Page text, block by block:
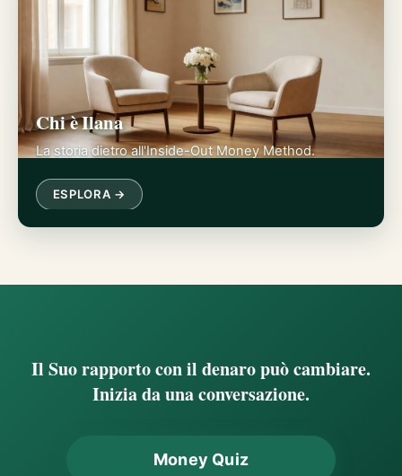
Chi è Ilana
La storia dietro all'Inside-Out Money Method.
ESPLORA →
Il Suo rapporto con il denaro può cambiare.
Inizia da una conversazione.
Money Quiz